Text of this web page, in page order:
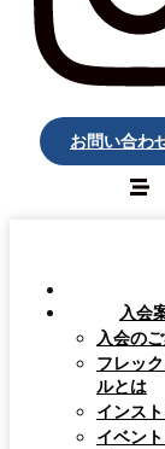
お問い合わ
入会
入会の
フレッ
ルとは
インス
イベン